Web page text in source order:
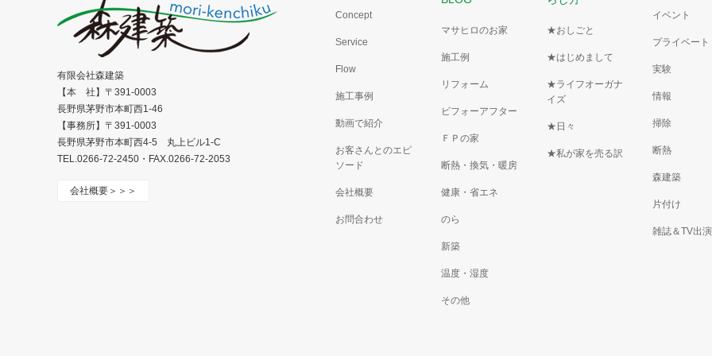
Concept
Service
Flow
施工事例
動画で紹介
お客さんとのエピ
ソード
会社概要
お問合わせ
マサヒロのお家
施工例
リフォーム
ビフォーアフター
ＦＰの家
断熱・換気・暖房
健康・省エネ
のら
新築
温度・湿度
その他
★おしごと
★はじめまして
★ライフオーガナ
イズ
★日々
★私が家を売る訳
イベント
プライベート
実験
情報
掃除
断熱
森建築
片付け
雑誌＆TV出
有限会社森建築
【本 社】〒391-0003
長野県茅野市本町西1-46
【事務所】〒391-0003
長野県茅野市本町西4-5 丸上ビル1-C
TEL.0266-72-2450・FAX.0266-72-2053
会社概要＞＞＞